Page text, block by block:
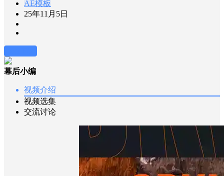
AE模板
25年11月5日
幕后小编
视频介绍
视频选集
交流讨论